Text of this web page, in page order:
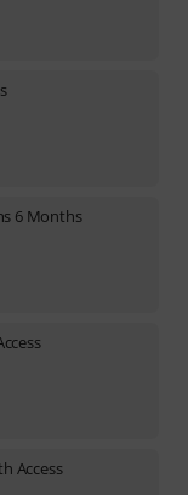
6 Months
Access